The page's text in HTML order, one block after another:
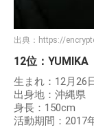
出典： https://
12位：YUMIKA
生まれ：12月26
出身地：沖縄県
身長：150cm
活動期間：2017